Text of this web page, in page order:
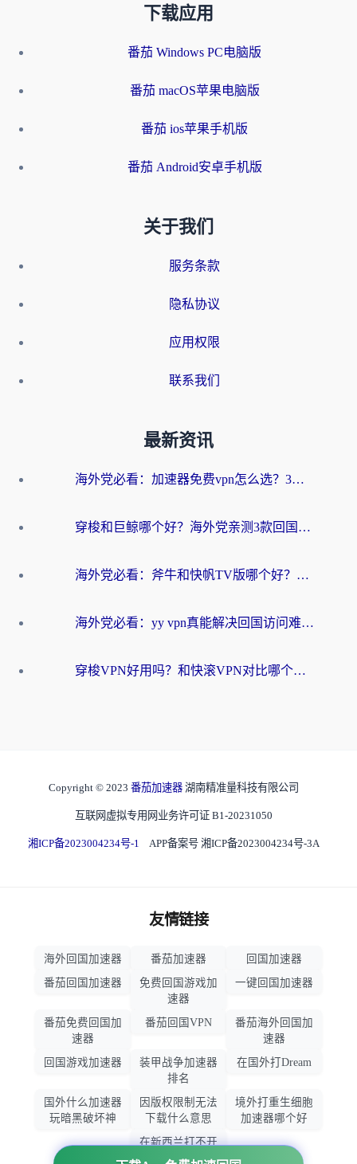
下载应用
番茄 Windows PC电脑版
番茄 macOS苹果电脑版
番茄 ios苹果手机版
番茄 Android安卓手机版
关于我们
服务条款
隐私协议
应用权限
联系我们
最新资讯
海外党必看：加速器免费vpn怎么选？3步教你无缝访问国内资源
穿梭和巨鲸哪个好？海外党亲测3款回国加速器，教你避开90%的坑
海外党必看：斧牛和快帆TV版哪个好？3分钟选对回国加速器，无缝刷B站、追热剧
海外党必看：yy vpn真能解决回国访问难题？附云极initap测评+免费方案对比
穿梭VPN好用吗？和快滚VPN对比哪个回国效果更好？海外党选回国加速器必看指南
Copyright © 2023 番茄加速器 湖南精准量科技有限公司
互联网虚拟专用网业务许可证 B1-20231050
湘ICP备2023004234号-1 APP备案号 湘ICP备2023004234号-3A
友情链接
海外回国加速器 番茄加速器
回国加速器
番茄回国加速器
免费回国游戏加
速器
一键回国加速器
番茄免费回国加
速器
番茄回国VPN
番茄海外回国加
速器
回国游戏加速器
装甲战争加速器
排名
在国外打Dream
国外什么加速器
玩暗黑破坏神
因版权限制无法
下载什么意思
境外打重生细胞
加速器哪个好
在新西兰打不开
大智慧怎么办